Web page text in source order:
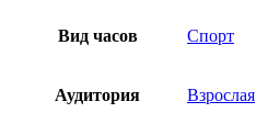
Вид часов Спорт
Аудитория Взрослая